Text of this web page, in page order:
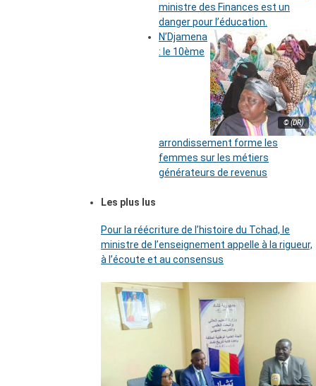
ministre des Finances est un
danger pour l’éducation.
© (DR)
N’Djamena
: le 10ème
arrondissement forme les
femmes sur les métiers
générateurs de revenus
Les plus lus
Pour la réécriture de l’histoire du Tchad, le
ministre de l’enseignement appelle à la rigueur,
à l’écoute et au consensus